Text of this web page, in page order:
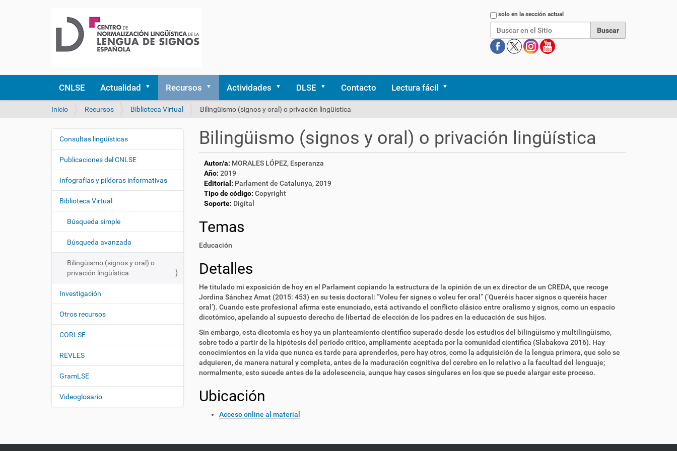
Buscarsolo en la sección actual
CNLSE Actualidad Recursos Actividades DLSE Contacto Lectura fácil
U
d
s
á
q
Inicio Recursos Biblioteca Virtual Bilingüismo (signos y oral) o privación lingüística
Bilingüismo (signos y oral) o privación lingüística
Autor/a: MORALES LÓPEZ, Esperanza
Año: 2019
Editorial: Parlament de Catalunya, 2019
Tipo de código: Copyright
Soporte: Digital
Temas
Educación
Detalles
He titulado mi exposición de hoy en el Parlament copiando la estructura de la opinión de un ex director de un CREDA, que recoge
Jordina Sánchez Amat (2015: 453) en su tesis doctoral: “Voleu fer signes o voleu fer oral” (‘Queréis hacer signos o queréis hacer
oral’). Cuando este profesional afirma este enunciado, está activando el conflicto clásico entre oralismo y signos, como un espacio
dicotómico, apelando al supuesto derecho de libertad de elección de los padres en la educación de sus hijos.
Sin embargo, esta dicotomía es hoy ya un planteamiento científico superado desde los estudios del bilingüismo y multilingüismo,
sobre todo a partir de la hipótesis del periodo crítico, ampliamente aceptada por la comunidad científica (Slabakova 2016). Hay
conocimientos en la vida que nunca es tarde para aprenderlos, pero hay otros, como la adquisición de la lengua primera, que solo se
adquieren, de manera natural y completa, antes de la maduración cognitiva del cerebro en lo relativo a la facultad del lenguaje;
normalmente, esto sucede antes de la adolescencia, aunque hay casos singulares en los que se puede alargar este proceso.
Ubicación
Acceso online al material
N
e
g
a
i
n
Consultas lingüísticas
Publicaciones del CNLSE
Infografías y píldoras informativas
Biblioteca Virtual
Búsqueda simple
Búsqueda avanzada
Bilingüismo (signos y oral) o
privación lingüística
Investigación
Otros recursos
CORLSE
REVLES
GramLSE
Videoglosario